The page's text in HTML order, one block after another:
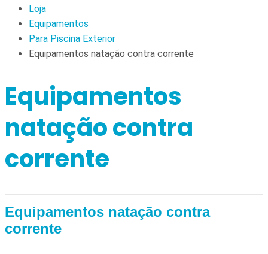
Loja
Equipamentos
Para Piscina Exterior
Equipamentos natação contra corrente
Equipamentos
natação contra
corrente
Equipamentos natação contra
corrente